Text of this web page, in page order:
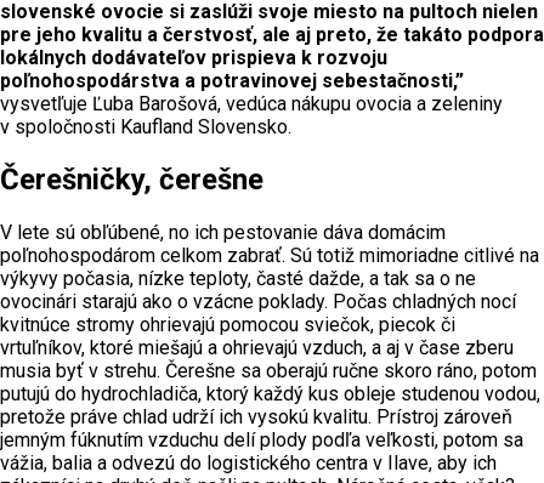
slovenské ovocie si zaslúži svoje miesto na pultoch nielen
pre jeho kvalitu a čerstvosť, ale aj preto, že takáto podpora
lokálnych dodávateľov prispieva k rozvoju
poľnohospodárstva a potravinovej sebestačnosti,”
vysvetľuje Ľuba Barošová, vedúca nákupu ovocia a zeleniny
v spoločnosti Kaufland Slovensko.
Čerešničky, čerešne
V lete sú obľúbené, no ich pestovanie dáva domácim
poľnohospodárom celkom zabrať. Sú totiž mimoriadne citlivé na
výkyvy počasia, nízke teploty, časté dažde, a tak sa o ne
ovocinári starajú ako o vzácne poklady. Počas chladných nocí
kvitnúce stromy ohrievajú pomocou sviečok, piecok či
vrtuľníkov, ktoré miešajú a ohrievajú vzduch, a aj v čase zberu
musia byť v strehu. Čerešne sa oberajú ručne skoro ráno, potom
putujú do hydrochladiča, ktorý každý kus obleje studenou vodou,
pretože práve chlad udrží ich vysokú kvalitu. Prístroj zároveň
jemným fúknutím vzduchu delí plody podľa veľkosti, potom sa
vážia, balia a odvezú do logistického centra v Ilave, aby ich